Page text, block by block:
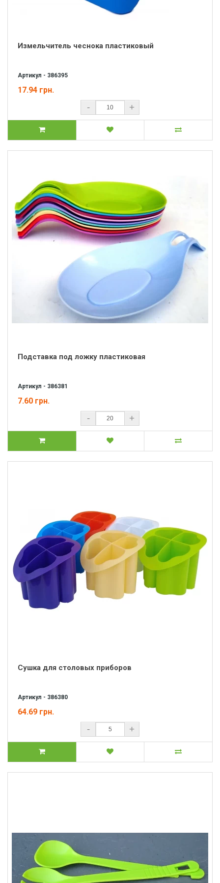
Измельчитель чеснока пластиковый
Артикул - 386395
17.94 грн.
- +
Подставка под ложку пластиковая
Артикул - 386381
7.60 грн.
- +
Сушка для столовых приборов
Артикул - 386380
64.69 грн.
- +